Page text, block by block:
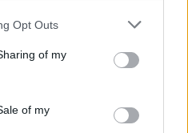
Opt Outs
of my
of my